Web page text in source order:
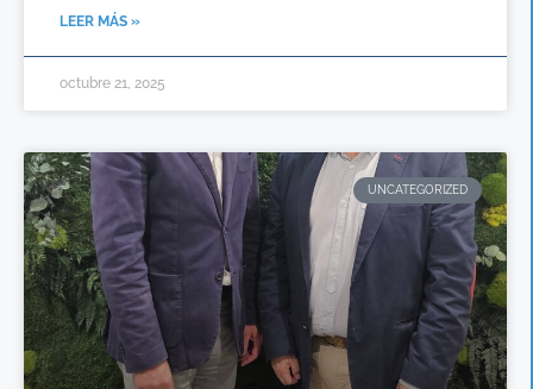
LEER MÁS »
octubre 21, 2025
UNCATEGORIZED